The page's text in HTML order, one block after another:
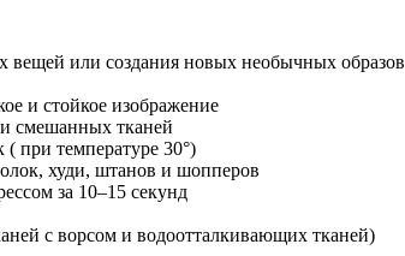
вещей или создания новых необычных образов
и стойкое изображение
смешанных тканей
при температуре 30°)
худи, штанов и шопперов
за 10–15 секунд
с ворсом и водоотталкивающих тканей)